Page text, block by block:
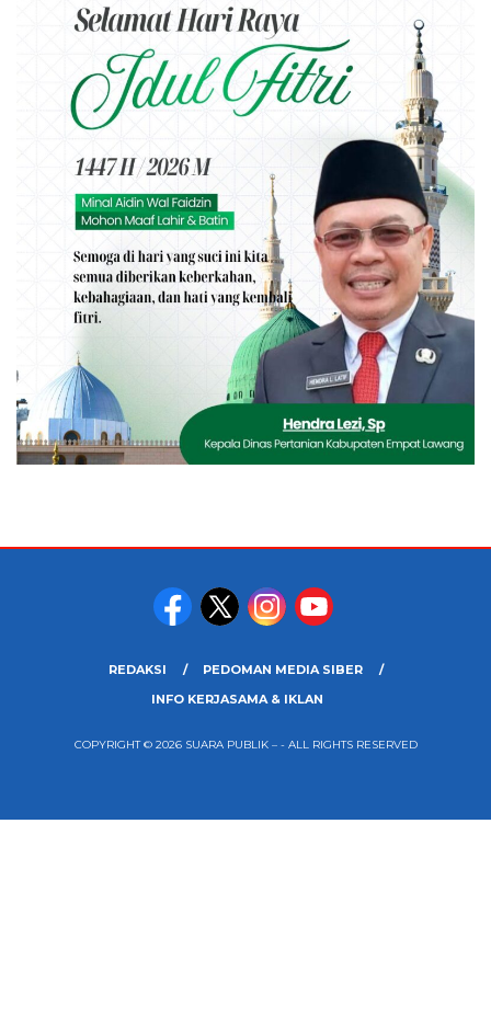
REDAKSI
PEDOMAN MEDIA SIBER
INFO KERJASAMA & IKLAN
COPYRIGHT © 2026 SUARA PUBLIK – - ALL RIGHTS RESERVED